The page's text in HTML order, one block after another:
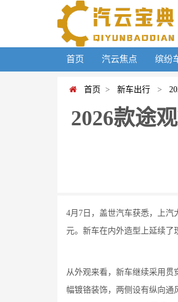
首页 汽云焦点 缤纷
首页 > 新车出行 >
2026款途
4月7日，盖世汽车获悉，上
元。新车在内外造型上延续了
从外观来看，新车继续采用
幅镀铬装饰，两侧设有纵向通